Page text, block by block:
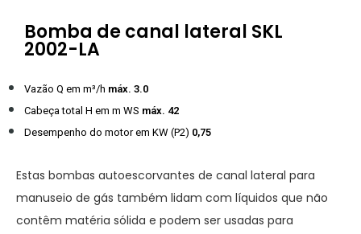
Bomba de canal lateral SKL
2002-LA
Vazão Q em m³/h máx. 3.0
Cabeça total H em m WS máx. 42
Desempenho do motor em KW (P2) 0,75
Estas bombas autoescorvantes de canal lateral para
manuseio de gás também lidam com líquidos que não
contêm matéria sólida e podem ser usadas para